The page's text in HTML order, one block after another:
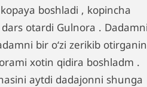
boshladi , kopincha
otardi Gulnora . Dadamni
bir oʻzi zerikib
xotin qidira boshladm .
aytdi dadajonni shunga